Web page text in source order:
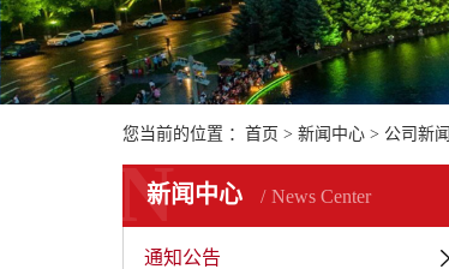
您当前的位置 ： 首页 > 新闻中心 > 公司新闻
新闻中心 News Center
N
通知公告